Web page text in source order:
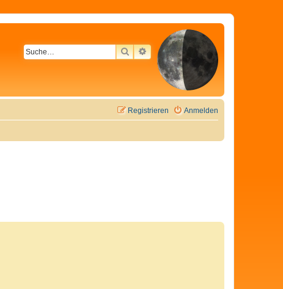
SUCHEERWEITERTE SUCHE
Anmelden
Registrieren